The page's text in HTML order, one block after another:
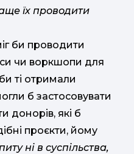
їх проводити
би проводити
чи воркшопи для
ті отримали
б застосовувати
донорів, які б
проєкти, йому
ні в суспільства,